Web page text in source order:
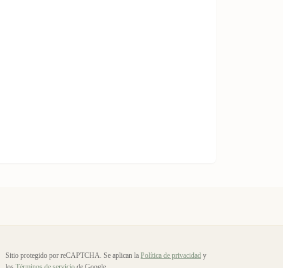
Sitio protegido por reCAPTCHA. Se aplican la Política de privacidad y